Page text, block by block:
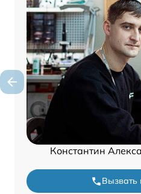
Константин
Вызвать